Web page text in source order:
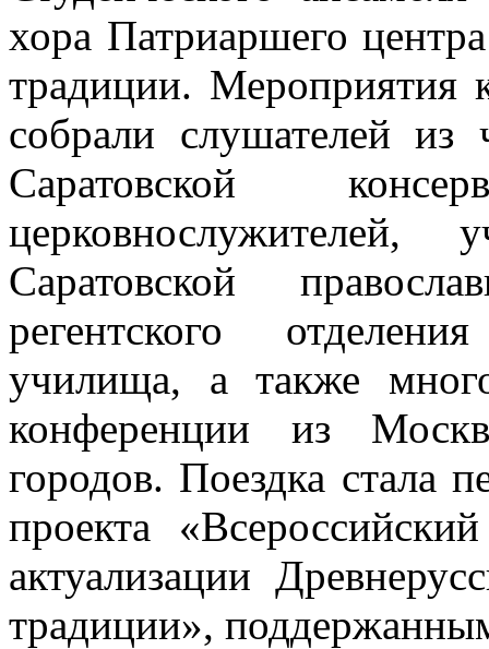
хора Патриаршего
традиции. Мероприятия
собрали слушателей из
Саратовской
церковнослужителей,
Саратовской
регентского
училища, а также
конференции из
городов. Поездка стала
проекта
актуализации
традиции»,